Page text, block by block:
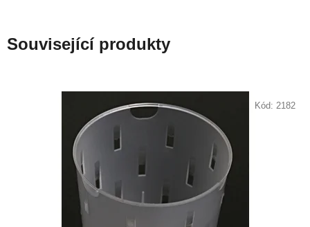
Související produkty
Kód: 2182